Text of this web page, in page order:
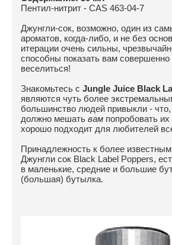
Пентил-нитрит - CAS 463-04-7
Джунгли-сок, возможно, один из
ароматов, когда-либо, и не без
итерации очень сильны,
способны показать вам
веселиться!
Знакомьтесь с Jungle Juice Black
являются чуть более
большинство людей привыкли -
должно мешать вам попробовать
хорошо подходит для любителей
Принадлежность к более
Джунгли сок Black Label Poppers,
в маленькие, средние и большие
(большая) бутылка.